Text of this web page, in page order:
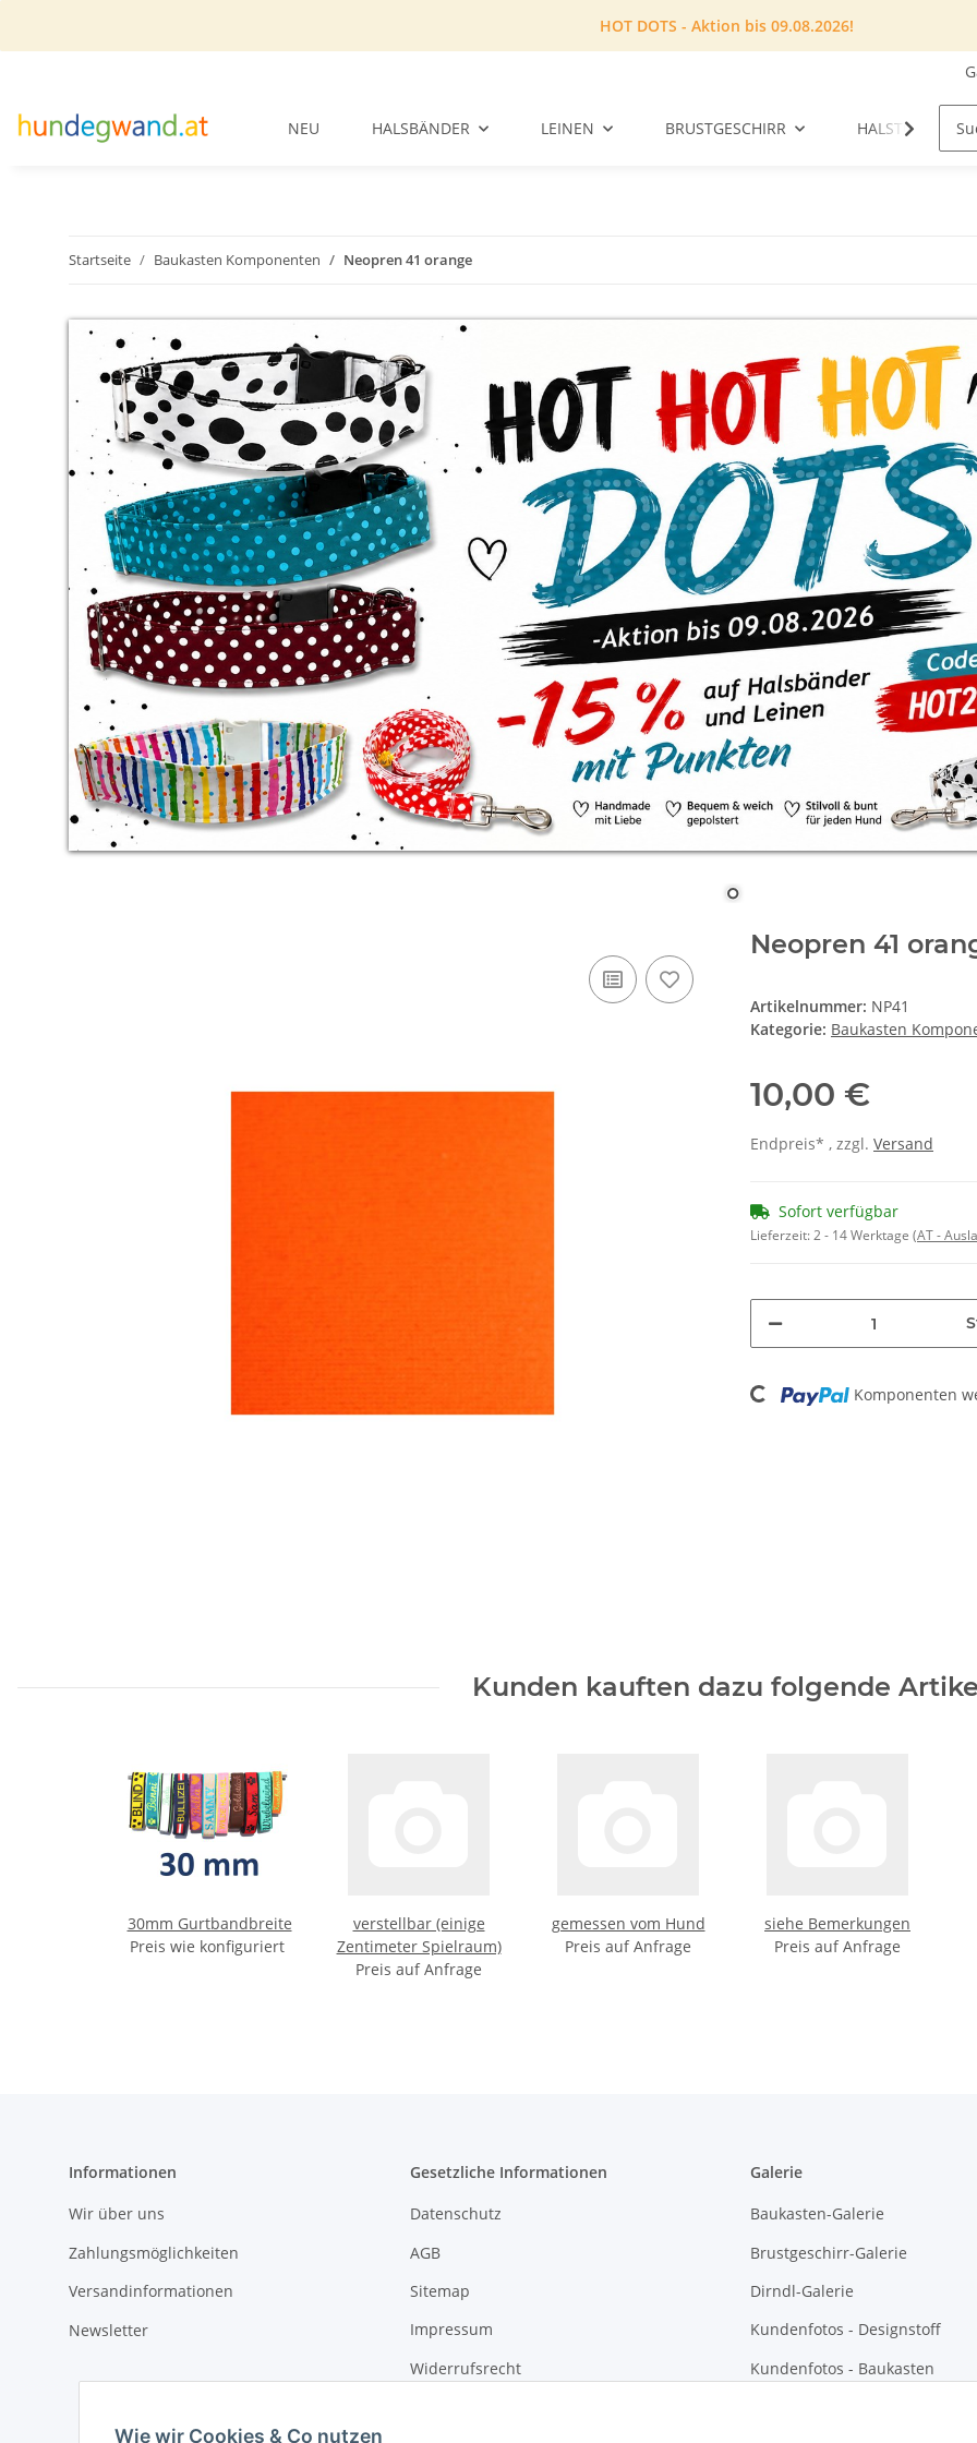
HOT DOTS - Aktion bis 09.08.2026!
NEU HALSBÄNDER LEINEN BRUSTGESCHIRR HALSTUCH
Startseite Baukasten Komponenten Neopren 41 orange
Neopren 41
Artikelnummer: NP41
Kategorie: Baukasten
10,00 €
Endpreis* , zzgl. Versand
Sofort verfügbar
Lieferzeit:2 - 14 Werktage (AT -
Loading... Komponenten
Kunden kauften dazu folgende
30mm Gurtbandbreite
Preis wie konfiguriert
verstellbar (einige
Zentimeter Spielraum)
Preis auf Anfrage
gemessen vom Hund
Preis auf Anfrage
siehe Bemerkungen
Preis auf Anfrage
Informationen
Wir über uns
Zahlungsmöglichkeiten
Versandinformationen
Newsletter
Gesetzliche Informationen
Datenschutz
AGB
Sitemap
Impressum
Widerrufsrecht
Galerie
Baukasten-Galerie
Brustgeschirr-Galerie
Dirndl-Galerie
Kundenfotos - Designstoff
Kundenfotos - Baukasten
Wie wir Cookies & Co nutzen